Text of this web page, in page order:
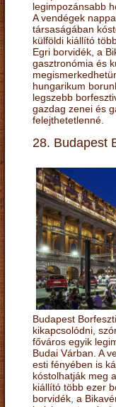
legimpozánsabb
A vendégek
társaságában
külföldi kiállító
Egri borvidék, a
gasztronómia és
hungarikum
legszebb
gazdag zenei és
felejthetetlenné.
28. Budapest
Budapest
kikapcsolódni,
főváros egyik
Budai Várban. A
esti fényében is
kóstolhatják meg
kiállító több ezer
borvidék, a